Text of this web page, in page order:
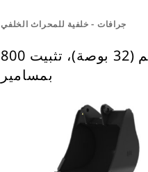
جرافات - خلفية للمحراث الخلفي
800 مم (32 بوصة)، تثبيت
بمسامير